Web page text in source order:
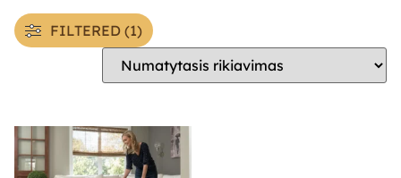
FILTERED (1)